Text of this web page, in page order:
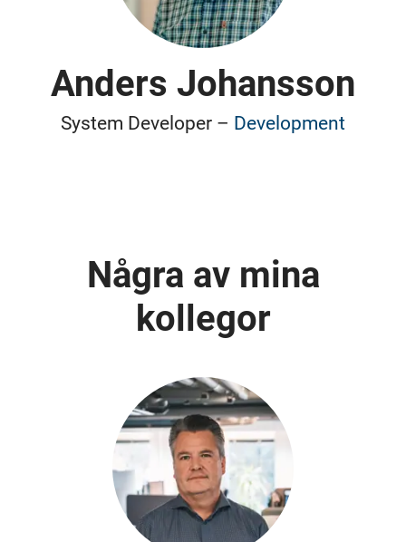
Anders Johansson
System Developer – Development
Några av mina
kollegor